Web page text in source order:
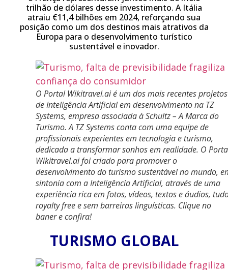
trilhão de dólares desse investimento. A Itália
atraiu €11,4 bilhões em 2024, reforçando sua
posição como um dos destinos mais atrativos da
Europa para o desenvolvimento turístico
sustentável e inovador.
O Portal Wikitravel.ai é um dos mais recentes projetos
de Inteligência Artificial em desenvolvimento na TZ
Systems, empresa associada à Schultz – A Marca do
Turismo. A TZ Systems conta com uma equipe de
profissionais experientes em tecnologia e turismo,
dedicada a transformar sonhos em realidade. O
Wikitravel.ai foi criado para promover o
desenvolvimento do turismo sustentável no mundo,
sintonia com a Inteligência Artificial, através de uma
experiência rica em fotos, vídeos, textos e áudios,
royalty free e sem barreiras linguísticas. Clique no
baner e confira!
TURISMO GLOBAL